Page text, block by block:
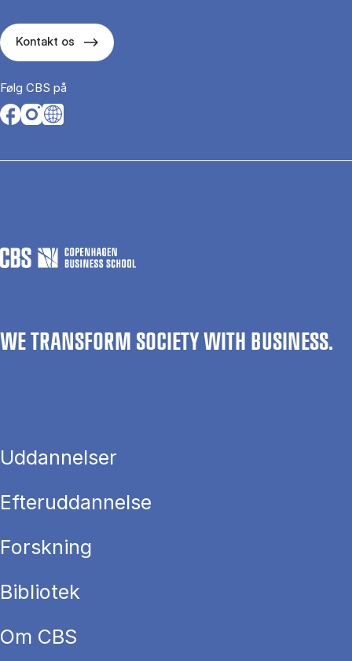
Kontakt os
Følg CBS på
Opens in a new tab
Opens in a new tab
Opens in a new tab
WE TRANSFORM SOCIETY WITH BUSINESS.
Uddannelser
Efteruddannelse
Forskning
Bibliotek
Om CBS